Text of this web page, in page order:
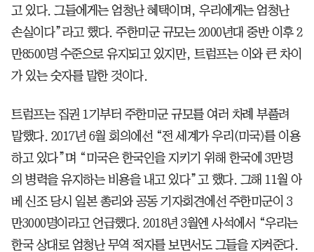
고 있다. 그들에게는 엄청난 혜택이며, 우리에게는 엄청난
손실이다”라고 했다. 주한미군 규모는 2000년대 중반 이후 2
만8500명 수준으로 유지되고 있지만, 트럼프는 이와 큰 차이
가 있는 숫자를 말한 것이다.
트럼프는 집권 1기부터 주한미군 규모를 여러 차례 부풀려
말했다. 2017년 6월 회의에선 “전 세계가 우리(미국)를 이용
하고 있다”며 “미국은 한국인을 지키기 위해 한국에 3만명
의 병력을 유지하는 비용을 내고 있다”고 했다. 그해 11월 아
베 신조 당시 일본 총리와 공동 기자회견에선 주한미군이 3
만3000명이라고 언급했다. 2018년 3월엔 사석에서 “우리는
한국 상대로 엄청난 무역 적자를 보면서도 그들을 지켜준다.